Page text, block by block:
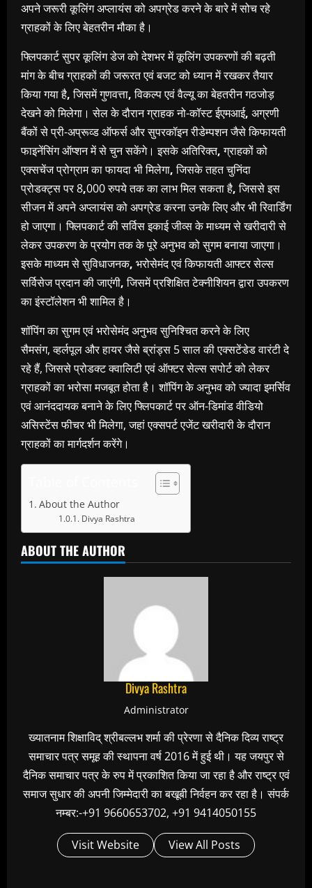
अपने जरूरी कूलिंग अप्लायंस को अपग्रेड करने के बारे में सोच रहे
ग्राहकों के लिए बेहतरीन मौका है।
फ्लिपकार्ट सुपर कूलिंग डेज को देशभर में कूलिंग उपकरणों की बढ़ती
मांग के बीच ग्राहकों की जरूरत एवं बजट को ध्यान में रखकर तैयार
किया गया है,जिसमें गुणवत्ता,विकल्प एवं वैल्यू का बेहतरीन गठजोड़
देखने को मिलेगा। सेल के दौरान ग्राहक नो-कॉस्ट ईएमआई, अग्रणी
बैंकों से प्री-अप्रूव्ड ऑफर्स और सुपरकॉइन रीडेम्पशन जैसे किफायती
फाइनेंसिंग ऑप्शन में से चुन सकेंगे। इसके अतिरिक्त,ग्राहकों को
एक्सचेंज प्रोग्राम का फायदा भी मिलेगा,जिसके तहत चुनिंदा
प्रोडक्ट्स पर 8,000 रुपये तक का लाभ मिल सकता है,जिससे इस
सीजन में अपने अप्लायंस को अपग्रेड करना उनके लिए और भी रिवार्डिंग
हो जाएगा। फ्लिपकार्ट की सर्विस इकाई जीव्स के माध्यम से खरीदारी से
लेकर उपकरण के प्रयोग तक के पूरे अनुभव को सुगम बनाया जाएगा।
इसके माध्यम से सुविधाजनक, भरोसेमंद एवं किफायती आफ्टर सेल्स
सर्विसेज प्रदान की जाएंगी,जिसमें प्रशिक्षित टेक्नीशियन द्वारा उपकरण
का इंस्टॉलेशन भी शामिल है।
शॉपिंग का सुगम एवं भरोसेमंद अनुभव सुनिश्चित करने के लिए
सैमसंग, व्हर्लपूल और हायर जैसे ब्रांड्स 5 साल की एक्सटेंडेड वारंटी दे
रहे हैं, जिससे प्रोडक्ट क्वालिटी एवं ऑफ्टर सेल्स सपोर्ट को लेकर
ग्राहकों का भरोसा मजबूत होता है। शॉपिंग के अनुभव को ज्यादा इमर्सिव
एवं आनंददायक बनाने के लिए फ्लिपकार्ट पर ऑन-डिमांड वीडियो
असिस्टेंस फीचर भी मिलेगा, जहां एक्सपर्ट एजेंट खरीदारी के दौरान
ग्राहकों का मार्गदर्शन करेंगे।
About the Author
Divya Rashtra
ABOUT THE AUTHOR
Divya Rashtra
Administrator
ख्यातनाम शिक्षाविद् श्रीबल्लभ शर्मा की प्रेरणा से दैनिक दिव्य राष्ट्र
समाचार पत्र समूह की स्थापना वर्ष 2016 में हुई थी। यह जयपुर से
दैनिक समाचार पत्र के रुप में प्रकाशित किया जा रहा है और राष्ट्र एवं
समाज सुधार की अपनी जिम्मेदारी का बखूबी निर्वहन कर रहा है। संपर्क
नम्बर:-+91 9660653702, +91 9414050155
Visit Website View All Posts